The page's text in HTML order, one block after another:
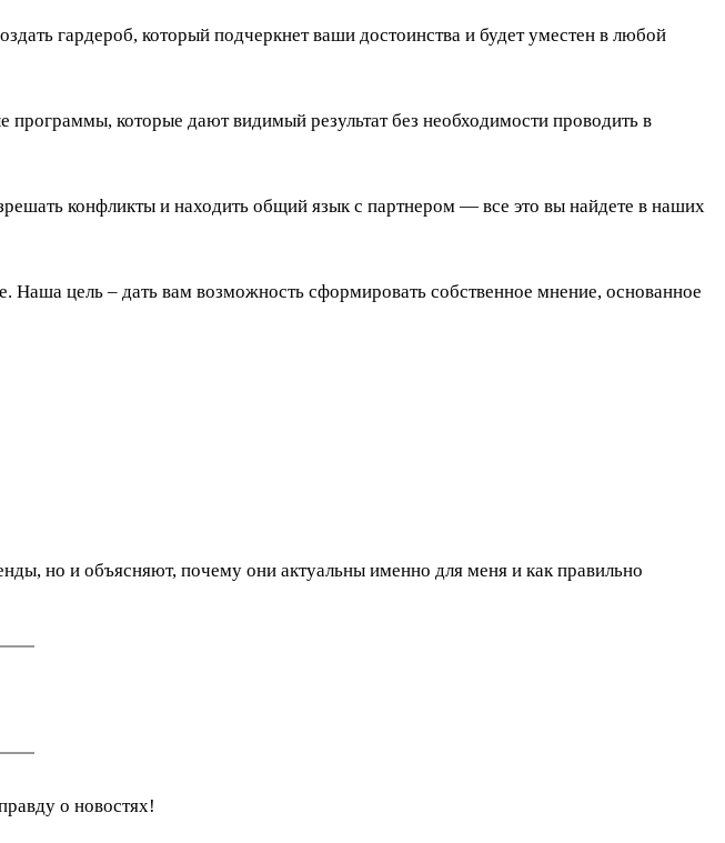
гардероб, который подчеркнет ваши достоинства и будет уместен в любой
которые дают видимый результат без необходимости проводить в
конфликты и находить общий язык с партнером — все это вы найдете в наших
цель – дать вам возможность сформировать собственное мнение, основанное
но и объясняют, почему они актуальны именно для меня и как правильно
о новостях!